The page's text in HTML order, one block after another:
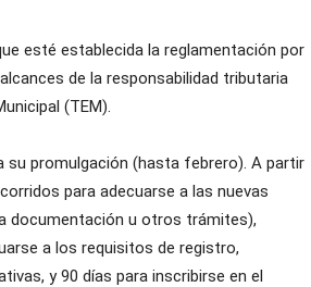
esté establecida la reglamentación por
de la responsabilidad tributaria
(TEM).
su promulgación (hasta febrero). A partir
para adecuarse a las nuevas
documentación u otros trámites),
a los requisitos de registro,
y 90 días para inscribirse en el